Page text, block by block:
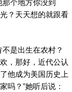
？天天想的就跟看
是出生在农村？
，那好，近代公认
他成为美国历史上
吗？”她听后说：